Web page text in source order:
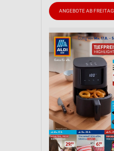
ANGEBOTE AB FREITAG